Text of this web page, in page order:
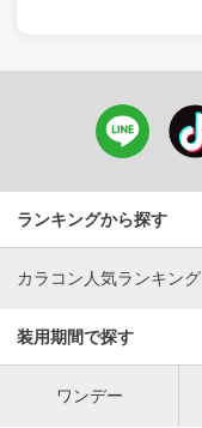
ランキングから探す
カラコン人気ランキング
装用期間で探す
ワンデー